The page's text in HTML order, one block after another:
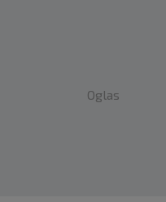
Oglas